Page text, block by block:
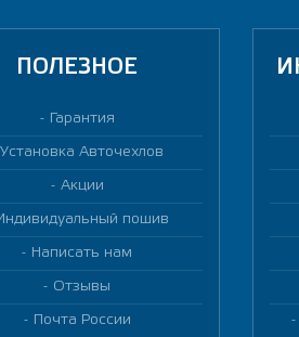
ПОЛЕЗНОЕ
Гарантия
Установка Авточехлов
Акции
пошив
Написать нам
Отзывы
Почта России